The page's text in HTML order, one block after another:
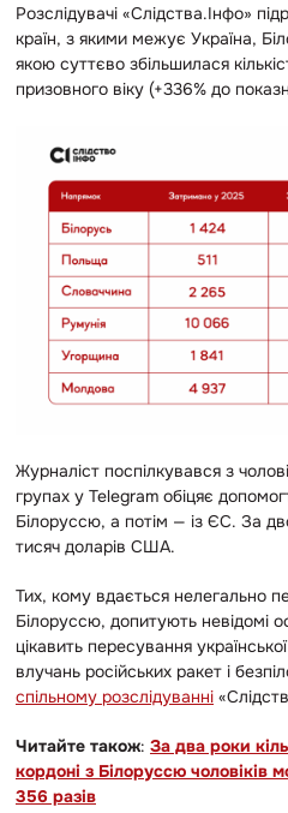
Розслідувачі «Слідства.Інфо»
країн, з якими межує Україна,
якою суттєво збільшилася
призовного віку (+336% до
Журналіст поспілкувався з
групах у Telegram обіцяє
Білоруссю, а потім — із ЄС. За
тисяч доларів США.
Тих, кому вдається нелегально
Білоруссю, допитують невідомі
цікавить пересування
влучань російських ракет і
спільному розслідуванні
Читайте також: За два роки
кордоні з Білоруссю чоловіків
356 разів